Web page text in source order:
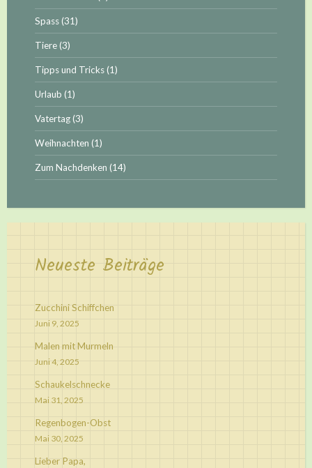
Spass(31)
Tiere(3)
Tipps und Tricks(1)
Urlaub (1)
Vatertag(3)
Weihnachten (1)
Zum Nachdenken (14)
Neueste Beiträge
Zucchini Schiffchen
Juni 9, 2025
Malen mit Murmeln
Juni 4, 2025
Schaukelschnecke
Mai 31, 2025
Regenbogen-Obst
Mai 30, 2025
Lieber Papa,